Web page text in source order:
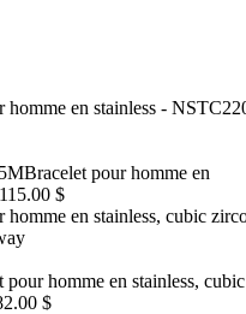
Bracelet pour homme en
115.00 $
pour homme en stainless, cubic
$